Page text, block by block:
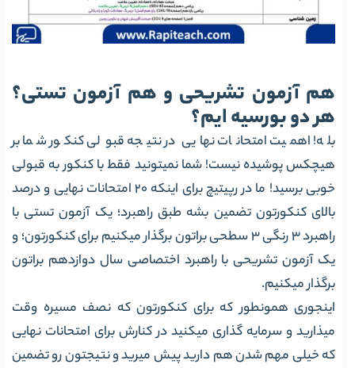
هم آزمون تشریحی و هم آزمون تستی؟
هر دو بورسیه ایم؟
بله! اهمیت امتحانات نهایی در نتیجه قبولی کنکور شما بر
هیچکس پوشیده نیست! شما نمیتونید فقط با کنکور به قبولی
خوبی برسید! ما در رپیتیچ برای اینکه 20 امتحانات نهایی و درصد
بالای کنکورتون تضمین بشه طبق راهبرد؛ یک آزمون تستی با
راهبرد 3 رنگی 3 سطحی براتون برگذار میکنیم برای کنکورتون؛ و
یک آزمون تشریحی با راهبرد اختصاصی سال دوازدهم براتون
برگذار میکنیم.
اینجوری همونطور که برای کنکورتون که نصف مسیره وقت
میذارید و سرمایه گذاری میکنید در کنارش برای امتحانات نهایی
که خیلی مهم شدن هم دارید پیش میرید و نتیجتون رو تضمین